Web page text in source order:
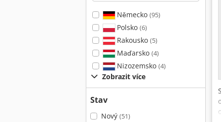
Německo (95)
Polsko (6)
Rakousko (5)
Maďarsko (4)
Nizozemsko (4)
Zobrazit více
Stav
Nový (51)